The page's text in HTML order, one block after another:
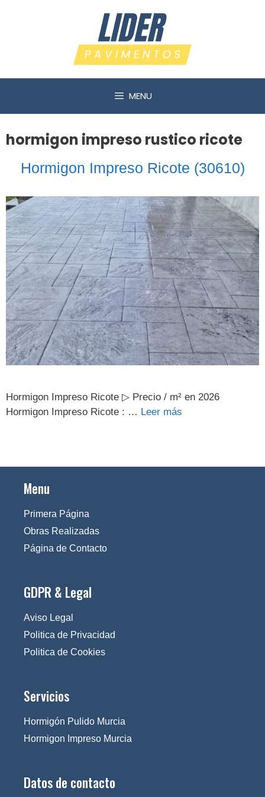
MENU
hormigon impreso rustico ricote
Hormigon Impreso Ricote (30610)
Hormigon Impreso Ricote ▷ Precio / m² en 2026
Hormigon Impreso Ricote : … Leer más
Menu
Primera Página
Obras Realizadas
Página de Contacto
GDPR & Legal
Aviso Legal
Politica de Privacidad
Politica de Cookies
Servicios
Hormigón Pulido Murcia
Hormigon Impreso Murcia
Datos de contacto